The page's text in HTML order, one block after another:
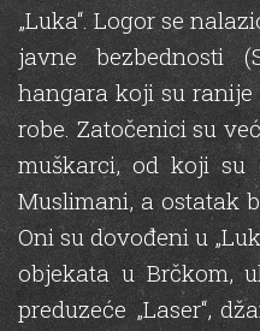
„Luka“. Logor se
javne bezbednosti
hangara koji su
robe. Zatočenici su
muškarci, od koji su
Muslimani, a ostatak
Oni su dovođeni u
objekata u Brčkom,
preduzeće „Laser“,